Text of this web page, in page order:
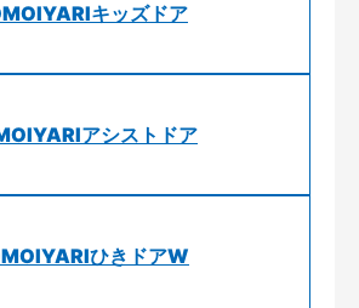
キッズドア
アシストドア
ひきドアW